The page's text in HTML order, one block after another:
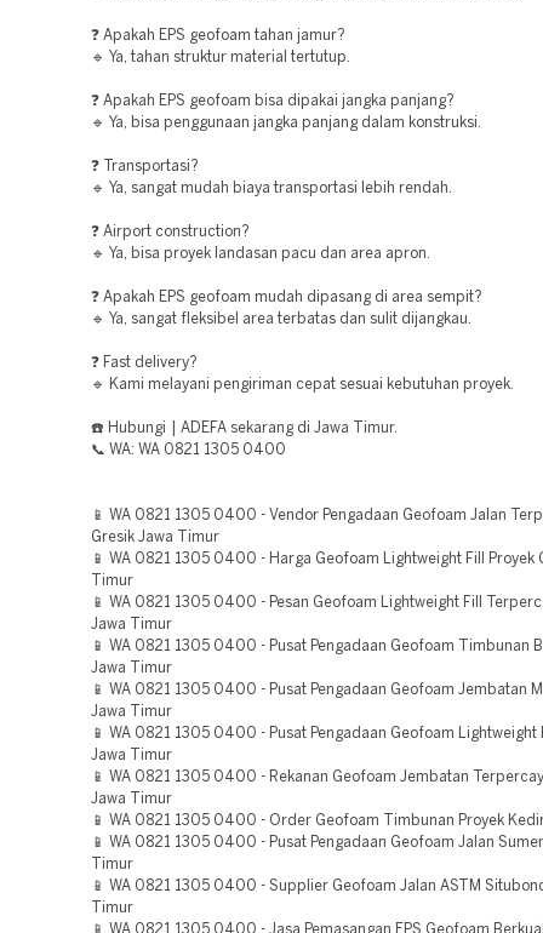
❓ Apakah EPS geofoam tahan jamur?
🔹 Ya, tahan struktur material tertutup.
❓ Apakah EPS geofoam bisa dipakai jangka panjang?
🔹 Ya, bisa penggunaan jangka panjang dalam konstruksi.
❓ Transportasi?
🔹 Ya, sangat mudah biaya transportasi lebih rendah.
❓ Airport construction?
🔹 Ya, bisa proyek landasan pacu dan area apron.
❓ Apakah EPS geofoam mudah dipasang di area sempit?
🔹 Ya, sangat fleksibel area terbatas dan sulit dijangkau.
❓ Fast delivery?
🔹 Kami melayani pengiriman cepat sesuai kebutuhan proyek.
☎️ Hubungi | ADEFA sekarang di Jawa Timur.
📞 WA: WA 0821 1305 0400
📱 WA 0821 1305 0400 - Vendor Pengadaan Geofoam Jalan
Gresik Jawa Timur
📱 WA 0821 1305 0400 - Harga Geofoam Lightweight Fill Proyek
Timur
📱 WA 0821 1305 0400 - Pesan Geofoam Lightweight Fill
Jawa Timur
📱 WA 0821 1305 0400 - Pusat Pengadaan Geofoam Timbunan
Jawa Timur
📱 WA 0821 1305 0400 - Pusat Pengadaan Geofoam Jembatan
Jawa Timur
📱 WA 0821 1305 0400 - Pusat Pengadaan Geofoam Lightweight
Jawa Timur
📱 WA 0821 1305 0400 - Rekanan Geofoam Jembatan
Jawa Timur
📱 WA 0821 1305 0400 - Order Geofoam Timbunan Proyek
📱 WA 0821 1305 0400 - Pusat Pengadaan Geofoam Jalan
Timur
📱 WA 0821 1305 0400 - Supplier Geofoam Jalan ASTM
Timur
📱 WA 0821 1305 0400 - Jasa Pemasangan EPS Geofoam